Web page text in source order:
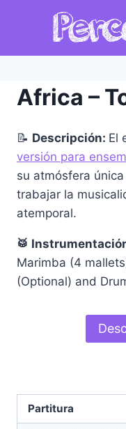
contenido
Africa –
📝 Descripción: El
versión para
su atmósfera
trabajar la
atemporal.
🥁
Marimba (4
(Optional) and
Partitura